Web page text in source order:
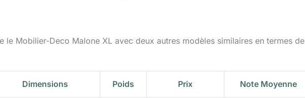
le Mobilier-Deco Malone XL avec deux autres modèles similaires en termes de
Dimensions Poids Prix Note Moyenne